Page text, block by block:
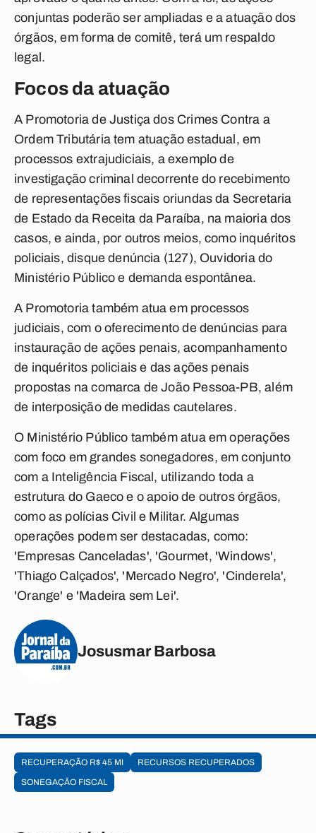
conjuntas poderão ser ampliadas e a atuação dos
órgãos, em forma de comitê, terá um respaldo
legal.
Focos da atuação
A Promotoria de Justiça dos Crimes Contra a
Ordem Tributária tem atuação estadual, em
processos extrajudiciais, a exemplo de
investigação criminal decorrente do recebimento
de representações fiscais oriundas da Secretaria
de Estado da Receita da Paraíba, na maioria dos
casos, e ainda, por outros meios, como inquéritos
policiais, disque denúncia (127), Ouvidoria do
Ministério Público e demanda espontânea.
A Promotoria também atua em processos
judiciais, com o oferecimento de denúncias para
instauração de ações penais, acompanhamento
de inquéritos policiais e das ações penais
propostas na comarca de João Pessoa-PB, além
de interposição de medidas cautelares.
O Ministério Público também atua em operações
com foco em grandes sonegadores, em conjunto
com a Inteligência Fiscal, utilizando toda a
estrutura do Gaeco e o apoio de outros órgãos,
como as polícias Civil e Militar. Algumas
operações podem ser destacadas, como:
'Empresas Canceladas', 'Gourmet, 'Windows',
'Thiago Calçados', 'Mercado Negro', 'Cinderela',
'Orange' e 'Madeira sem Lei'.
Josusmar Barbosa
Tags
RECUPERAÇÃO R$ 45 MI
RECURSOS RECUPERADOS
SONEGAÇÃO FISCAL